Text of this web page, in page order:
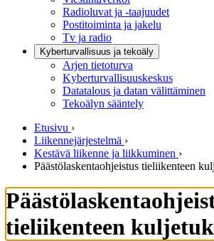
Radioluvat ja -taajuudet
Postitoiminta ja jakelu
Tv ja radio
Kyberturvallisuus ja tekoäly
Arjen tietoturva
Kyberturvallisuuskeskus
Datatalous ja datan välittäminen
Tekoälyn sääntely
Etusivu ›
Liikennejärjestelmä ›
Kestävä liikenne ja liikkuminen ›
Päästölaskentaohjeistus tieliikenteen
tieliikenteen